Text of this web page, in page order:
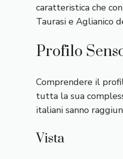
caratteristica che
Taurasi e Aglianico
Profilo
Comprendere il
tutta la sua
italiani sanno
Vista